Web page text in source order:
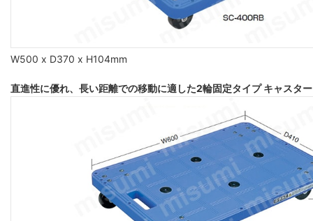
W500 x D370 x H104mm
直進性に優れ、長い距離での移動に適した2輪固定タイプ キャス